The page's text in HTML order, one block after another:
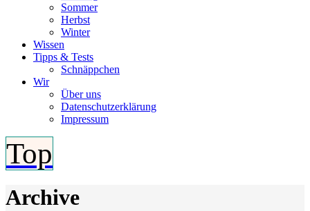
Sommer
Herbst
Winter
Wissen
Tipps & Tests
Schnäppchen
Wir
Über uns
Datenschutzerklärung
Impressum
Top
Archive